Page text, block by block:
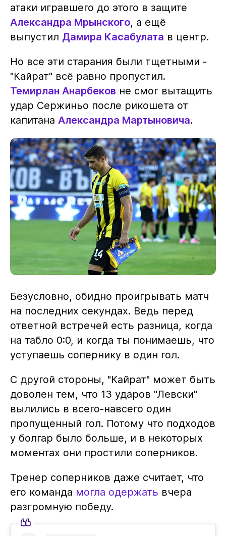
атаки игравшего до этого в защите
Александра Мрынского, а ещё
выпустил Дамира Касабулата в центр.
Но все эти старания были тщетными -
"Кайрат" всё равно пропустил.
Темирлан Анарбеков не смог вытащить
удар Сержиньо после рикошета от
капитана Александра Мартыновича.
Безусловно, обидно проигрывать матч
на последних секундах. Ведь перед
ответной встречей есть разница, когда
на табло 0:0, и когда ты понимаешь, что
уступаешь сопернику в один гол.
С другой стороны, "Кайрат" может быть
доволен тем, что 13 ударов "Левски"
вылились в всего-навсего один
пропущенный гол. Потому что подходов
у болгар было больше, и в некоторых
моментах они простили соперников.
Тренер соперников даже считает, что
его команда могла одержать вчера
разгромную победу.